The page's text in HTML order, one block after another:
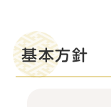
基本方針